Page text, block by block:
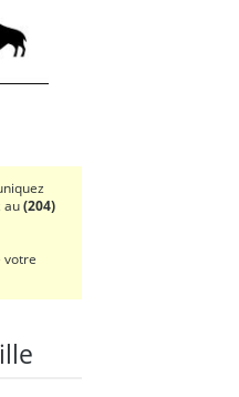
au(204)
votre